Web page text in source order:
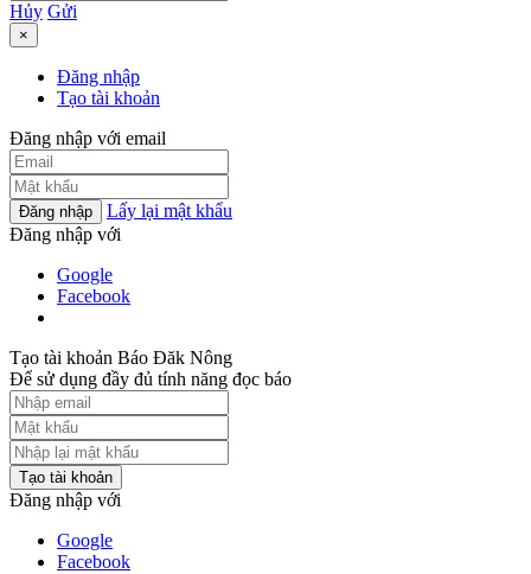
Hủy Gửi
×
Đăng nhập
Tạo tài khoản
Đăng nhập với email
Đăng nhập
Lấy lại mật khẩu
Đăng nhập với
Google
Facebook
Tạo tài khoản Báo Đăk Nông
Để sử dụng đầy đủ tính năng đọc báo
Tạo tài khoản
Đăng nhập với
Google
Facebook